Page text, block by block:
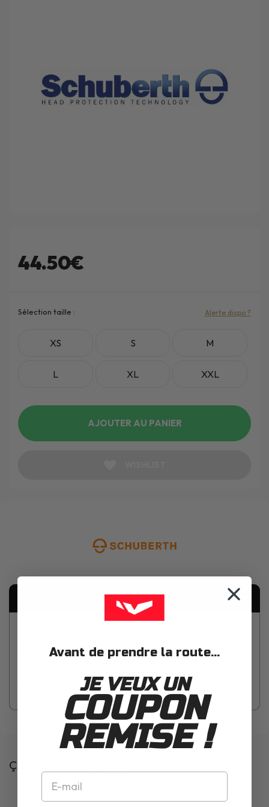
44.50€
Sélection taille :
XS S M
L XL XXL
Alerte dispo ?
AJOUTER AU PANIER
Schuberth Coiffe E1
Coiffe intérieure pour casque modulable Schuberth E1.
Ça pourrait t'intéresser
Avant de prendre la route...
JE VEUX UN
COUPON
REMISE !